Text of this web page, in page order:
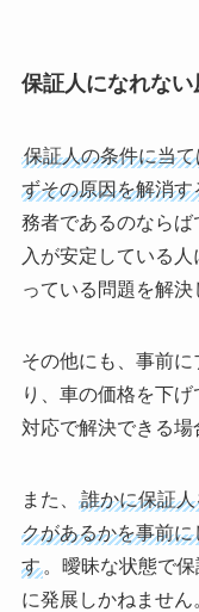
保証人になれな
保証人の条件に当
ずその原因を解消
務者であるのなら
入が安定している
っている問題を解決
その他にも、事前
り、車の価格を下
対応で解決できる場
また、
誰かに保証
クがあるかを事前
す。曖昧な状態で
に発展しかねません